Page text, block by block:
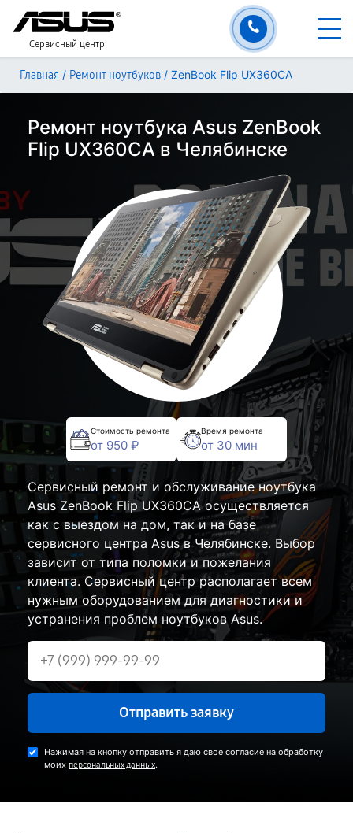
Сервисный центр
Главная / Ремонт ноутбуков / ZenBook Flip UX360CA
Ремонт ноутбука Asus ZenBook
Flip UX360CA в Челябинске
Стоимость ремонта
от 950 ₽
Время ремонта
от 30 мин
Сервисный ремонт и обслуживание ноутбука
Asus ZenBook Flip UX360CA осуществляется
как с выездом на дом, так и на базе
сервисного центра Asus в Челябинске. Выбор
зависит от типа поломки и пожелания
клиента. Сервисный центр располагает всем
нужным оборудованием для диагностики и
устранения проблем ноутбуков Asus.
Отправить заявку
Нажимая на кнопку отправить я даю свое согласие на обработку
моих персональных данных.